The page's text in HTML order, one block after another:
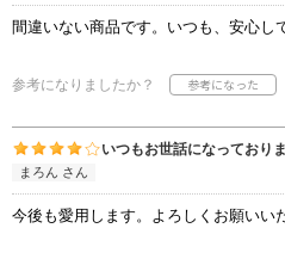
間違いない商品です。いつも、安心し
参考になりましたか？
いつもお世話になっておりま
まろん さん
今後も愛用します。よろしくお願いい